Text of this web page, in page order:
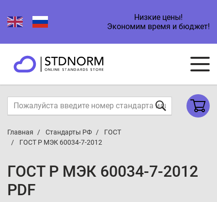
Низкие цены!
Экономим время и бюджет!
Главная Стандарты РФ
ГОСТ
ГОСТ Р МЭК 60034-7-2012
ГОСТ Р МЭК 60034-7-2012
PDF